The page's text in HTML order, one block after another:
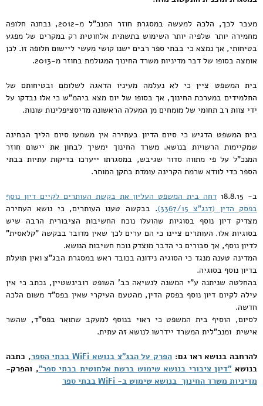
מעבר לכך, הלכה למעשה במסגרת חוזר המנכ"ל מ-2012, נבחנה חלופה
מחמירה יותר שלפיה יותר השימוש בתשתית אלחוטית רק במקרים של מפגע
בטיחותי, אך נמצא כי בבתי ספר רבים ישנו קושי מעשי ליישום חלופה זו. לכן
אומצה בסופו של דבר מדיניות משרד החינוך המגולמת בחוזר מ-2013.
בית המשפט ציין כי לא נעלמה מעיניו הדאגה לשלומם ובטיחותם של
התלמידים במערכת החינוך, אך בסופו של יום מצא ביהמ"ש כי אלו נבדקו על
ידי צוות רב תחומי של מומחים מן המעלה הראשונה מדיסציפלינות שונות.
בית המשפט הדגיש כי סיום הדיון בעתירה אין משמעו סיום הליך הבחינה
שמקיימות הרשויות בנושא. משרד החינוך ימשיך לבחון את יישום חוזר
המנכ"ל על פי מתווה סדור שגיבש, במסגרתו ייערכו בדיקות עתיות בבתי
הספר כדי לוודא שרמת הקרינה עומדת בתקן המותר.
ב- 18.8.15
דחה בית המשפט העליון את בקשת העותרים לקיים דיון נוסף
בפסק הדין (דנג"צ 3367/15)
. בבקשה טענו העותרים, כי נושא העתירה
מצדיק דיון נוסף בסוגיות שהועלו נוכח החשיבות הציבורית הרבה שיש
בסוגיות אלו. העותרים ציינו כי הם ערים לכך שאין מדובר בבקשה "קלאסית"
לדיון נוסף, אך סבורים כי הדבר מוצדק נוכח חשיבות הנושא.
המדינה טענה מנגד כי הסוגיה נידונה בכובד ראש במסגרת הבג"צ ואין תועלת
בדיון נוסף בסוגיה.
בהחלטה שניתנה ע"י המשנה לנשיאה כב' השופט רובינשטיין, נכתב כי אין
עילה לקיום דיון נוסף בפסק הדין, מהטעם העיקרי שאין בפס"ד משום הלכה
חדשה.
לסיום, הוסיף בית המשפט כי ראוי בנוסף למעקב שתואר בפס"ד, שהשר
אישית ומנכ"לית המשרד יידרשו לנושא זה עתית.
להרחבה בנושא ראו גם: הפרק על הבג"צ בנושא WiFi בבתי הספר , כתבה
בנושא "דיון ציבורי בנושא שימוש ברשת אלחוטית בבתי ספר", והפרק-
מדיניות משרד החינוך בנושא שימוש ב- WiFi בבתי ספר